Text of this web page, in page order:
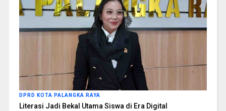
DPRD KOTA PALANGKA RAYA
Literasi Jadi Bekal Utama Siswa di Era Digital